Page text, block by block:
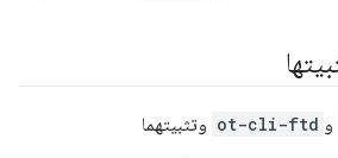
و ot-cli-ftd وتثبيتهما